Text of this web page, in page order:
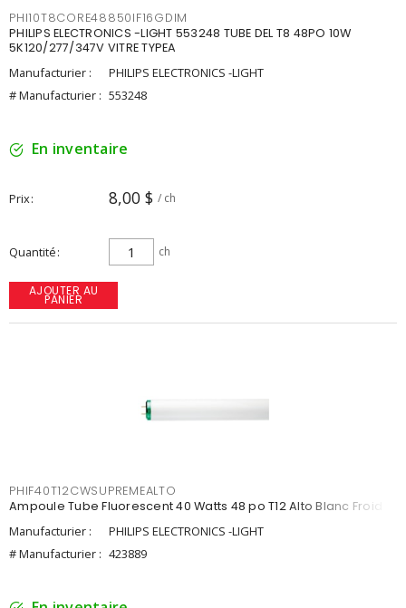
PHI10T8CORE48850IF16GDIM
PHILIPS ELECTRONICS -LIGHT 553248 TUBE DEL T8 48PO 10W
5K120/277/347V VITRE TYPEA
Manufacturier :
PHILIPS ELECTRONICS -LIGHT
# Manufacturier : 553248
En inventaire
Prix 8,00 $ / ch
Quantité ch
AJOUTER AU
PANIER
PHIF40T12CWSUPREMEALTO
Ampoule Tube Fluorescent 40 Watts 48 po T12 Alto Blanc Froid
Manufacturier :
PHILIPS ELECTRONICS -LIGHT
# Manufacturier : 423889